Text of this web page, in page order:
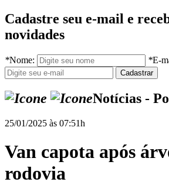
Cadastre seu e-mail e
novidades
*Nome: *E-
Notícias -
25/01/2025 às 07:51h
Van capota após
rodovia